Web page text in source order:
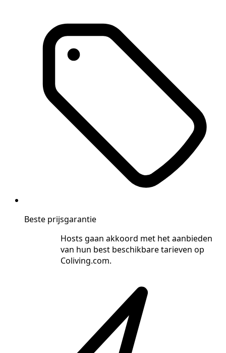
Beste prijsgarantie
Hosts gaan akkoord met het aanbieden
van hun best beschikbare tarieven op
Coliving.com.